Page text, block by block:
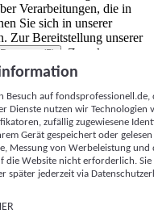
Verarbeitungen, die in
Sie sich in unserer
Zur Bereitstellung unserer
Partnern (5)
. Zwecke:
von Werbeleistung
Zielgruppenforschung.
Kennungen (z. B. login-
mit anderen
usw.) auf
ausgelesen werden, um es
App oder einer Webseite
der hier aufgeführten
Besuch auf
Dienste nutzen wir Technologien
zufällig zugewiesene
Gerät gespeichert oder
Messung von Werbeleistung
die Website nicht erforderlich.
später jederzeit via